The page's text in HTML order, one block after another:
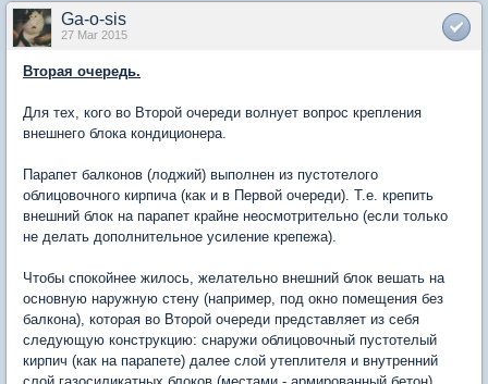
Ga-o-sis
27 Mar 2015
Вторая очередь.
Для тех, кого во Второй очереди волнует вопрос крепления
внешнего блока кондиционера.
Парапет балконов (лоджий) выполнен из пустотелого
облицовочного кирпича (как и в Первой очереди). Т.е. крепить
внешний блок на парапет крайне неосмотрительно (если только
не делать дополнительное усиление крепежа).
Чтобы спокойнее жилось, желательно внешний блок вешать на
основную наружную стену (например, под окно помещения без
балкона), которая во Второй очереди представляет из себя
следующую конструкцию: снаружи облицовочный пустотелый
кирпич (как на парапете) далее слой утеплителя и внутренний